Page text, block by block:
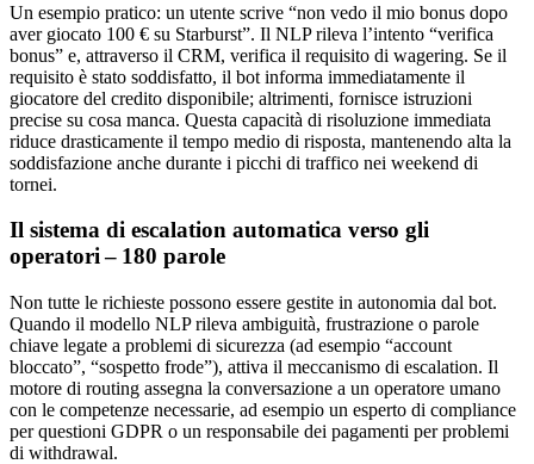
Un esempio pratico: un utente scrive “non vedo il mio bonus dopo
aver giocato 100 € su Starburst”. Il NLP rileva l’intento “verifica
bonus” e, attraverso il CRM, verifica il requisito di wagering. Se il
requisito è stato soddisfatto, il bot informa immediatamente il
giocatore del credito disponibile; altrimenti, fornisce istruzioni
precise su cosa manca. Questa capacità di risoluzione immediata
riduce drasticamente il tempo medio di risposta, mantenendo alta la
soddisfazione anche durante i picchi di traffico nei weekend di
tornei.
Il sistema di escalation automatica verso gli
operatori – 180 parole
Non tutte le richieste possono essere gestite in autonomia dal bot.
Quando il modello NLP rileva ambiguità, frustrazione o parole
chiave legate a problemi di sicurezza (ad esempio “account
bloccato”, “sospetto frode”), attiva il meccanismo di escalation. Il
motore di routing assegna la conversazione a un operatore umano
con le competenze necessarie, ad esempio un esperto di compliance
per questioni GDPR o un responsabile dei pagamenti per problemi
di withdrawal.